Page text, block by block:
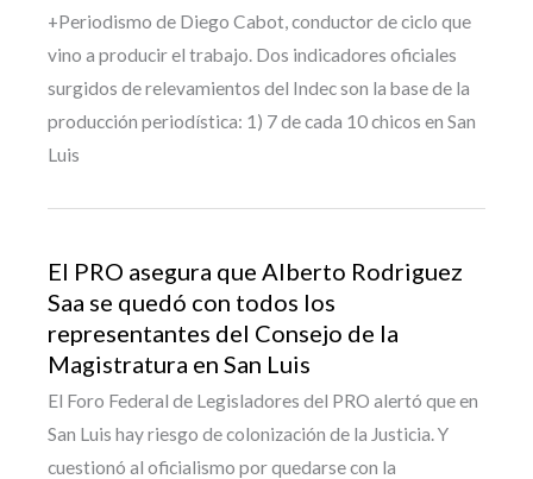
+Periodismo de Diego Cabot, conductor de ciclo que
vino a producir el trabajo. Dos indicadores oficiales
surgidos de relevamientos del Indec son la base de la
producción periodística: 1) 7 de cada 10 chicos en San
Luis
El PRO asegura que Alberto Rodriguez
Saa se quedó con todos los
representantes del Consejo de la
Magistratura en San Luis
El Foro Federal de Legisladores del PRO alertó que en
San Luis hay riesgo de colonización de la Justicia. Y
cuestionó al oficialismo por quedarse con la